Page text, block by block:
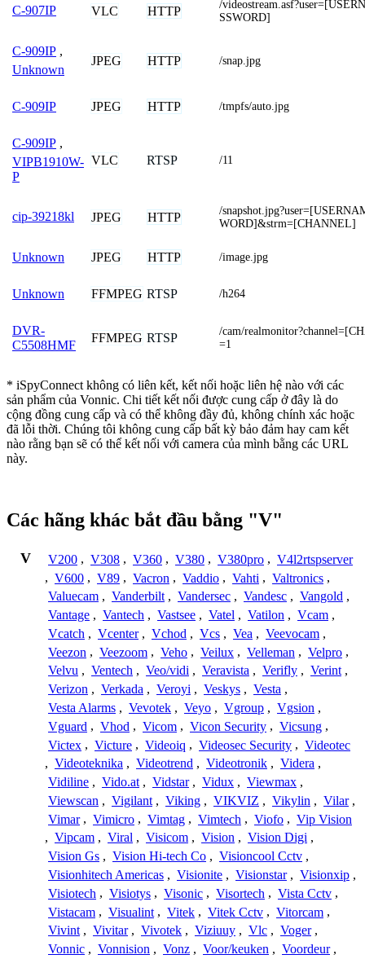
C-907IP VLC HTTP
/
SSWORD]
C-909IP ,
Unknown
JPEG HTTP /snap.jpg
C-909IP JPEG HTTP /tmpfs/auto.jpg
C-909IP ,
VIPB1910W-
P
VLC RTSP /11
cip-39218kl JPEG HTTP
/
WORD]&strm=[CHANNEL]
Unknown JPEG HTTP /image.jpg
Unknown FFMPEG RTSP /h264
DVR-
C5508HMF
FFMPEG RTSP
/cam/
=1
* iSpyConnect không có liên kết, kết nối hoặc liên hệ nào với các
sản phẩm của Vonnic. Chi tiết kết nối được cung cấp ở đây là do
cộng đồng cung cấp và có thể không đầy đủ, không chính xác hoặc
đã lỗi thời. Chúng tôi không cung cấp bất kỳ bảo đảm hay cam kết
nào rằng bạn sẽ có thể kết nối với camera của mình bằng các URL
này.
Các hãng khác bắt đầu bằng "V"
V V200 , V308 , V360 , V380 , V380pro , V4l2rtspserver
, V600 , V89 , Vacron , Vaddio , Vahti , Valtronics ,
Valuecam , Vanderbilt , Vandersec , Vandesc , Vangold ,
Vantage , Vantech , Vastsee , Vatel , Vatilon , Vcam ,
Vcatch , Vcenter , Vchod , Vcs , Vea , Veevocam ,
Veezon , Veezoom , Veho , Veilux , Velleman , Velpro ,
Velvu , Ventech , Veo/vidi , Veravista , Verifly , Verint ,
Verizon , Verkada , Veroyi , Veskys , Vesta ,
Vesta Alarms , Vevotek , Veyo , Vgroup , Vgsion ,
Vguard , Vhod , Vicom , Vicon Security , Vicsung ,
Victex , Victure , Videoiq , Videosec Security , Videotec
, Videoteknika , Videotrend , Videotronik , Videra ,
Vidiline , Vido.at , Vidstar , Vidux , Viewmax ,
Viewscan , Vigilant , Viking , VIKVIZ , Vikylin , Vilar ,
Vimar , Vimicro , Vimtag , Vimtech , Viofo , Vip Vision
, Vipcam , Viral , Visicom , Vision , Vision Digi ,
Vision Gs , Vision Hi-tech Co , Visioncool Cctv ,
Visionhitech Americas , Visionite , Visionstar , Visionxip ,
Visiotech , Visiotys , Visonic , Visortech , Vista Cctv ,
Vistacam , Visualint , Vitek , Vitek Cctv , Vitorcam ,
Vivint , Vivitar , Vivotek , Viziuuy , Vlc , Voger ,
Vonnic , Vonnision , Vonz , Voor/keuken , Voordeur ,